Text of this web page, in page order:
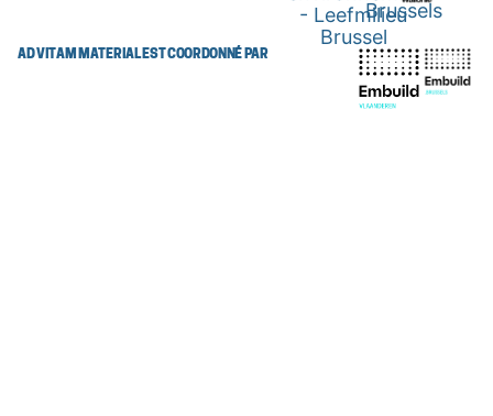
AD VITAM MATERIAL EST COORDONNÉ PAR